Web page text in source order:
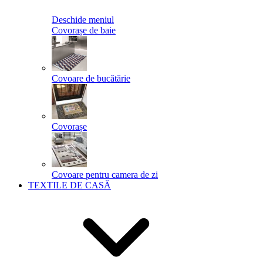
Deschide meniul
Covorașe de baie
Covoare de bucătărie
Covorașe
Covoare pentru camera de zi
TEXTILE DE CASĂ